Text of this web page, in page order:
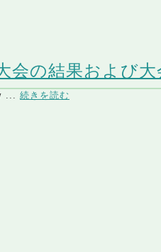
会の結果および大
... 続きを読む